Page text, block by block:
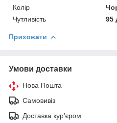
Колір
Чутливість
95
Приховати
Умови доставки
Нова Пошта
Самовивіз
Доставка кур'єром